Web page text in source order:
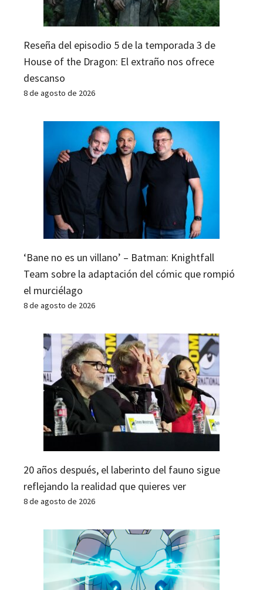
Reseña del episodio 5 de la temporada 3 de
House of the Dragon: El extraño nos ofrece
descanso
8 de agosto de 2026
‘Bane no es un villano’ – Batman: Knightfall
Team sobre la adaptación del cómic que rompió
el murciélago
8 de agosto de 2026
20 años después, el laberinto del fauno sigue
reflejando la realidad que quieres ver
8 de agosto de 2026